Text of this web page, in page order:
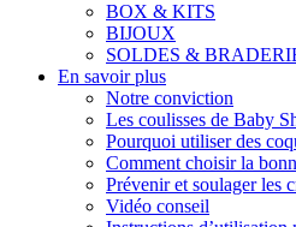
BOX & KITS
BIJOUX
SOLDES &
En savoir plus
Notre conviction
Les coulisses de Baby
Pourquoi utiliser des
Comment choisir la
Prévenir et soulager les
Vidéo conseil